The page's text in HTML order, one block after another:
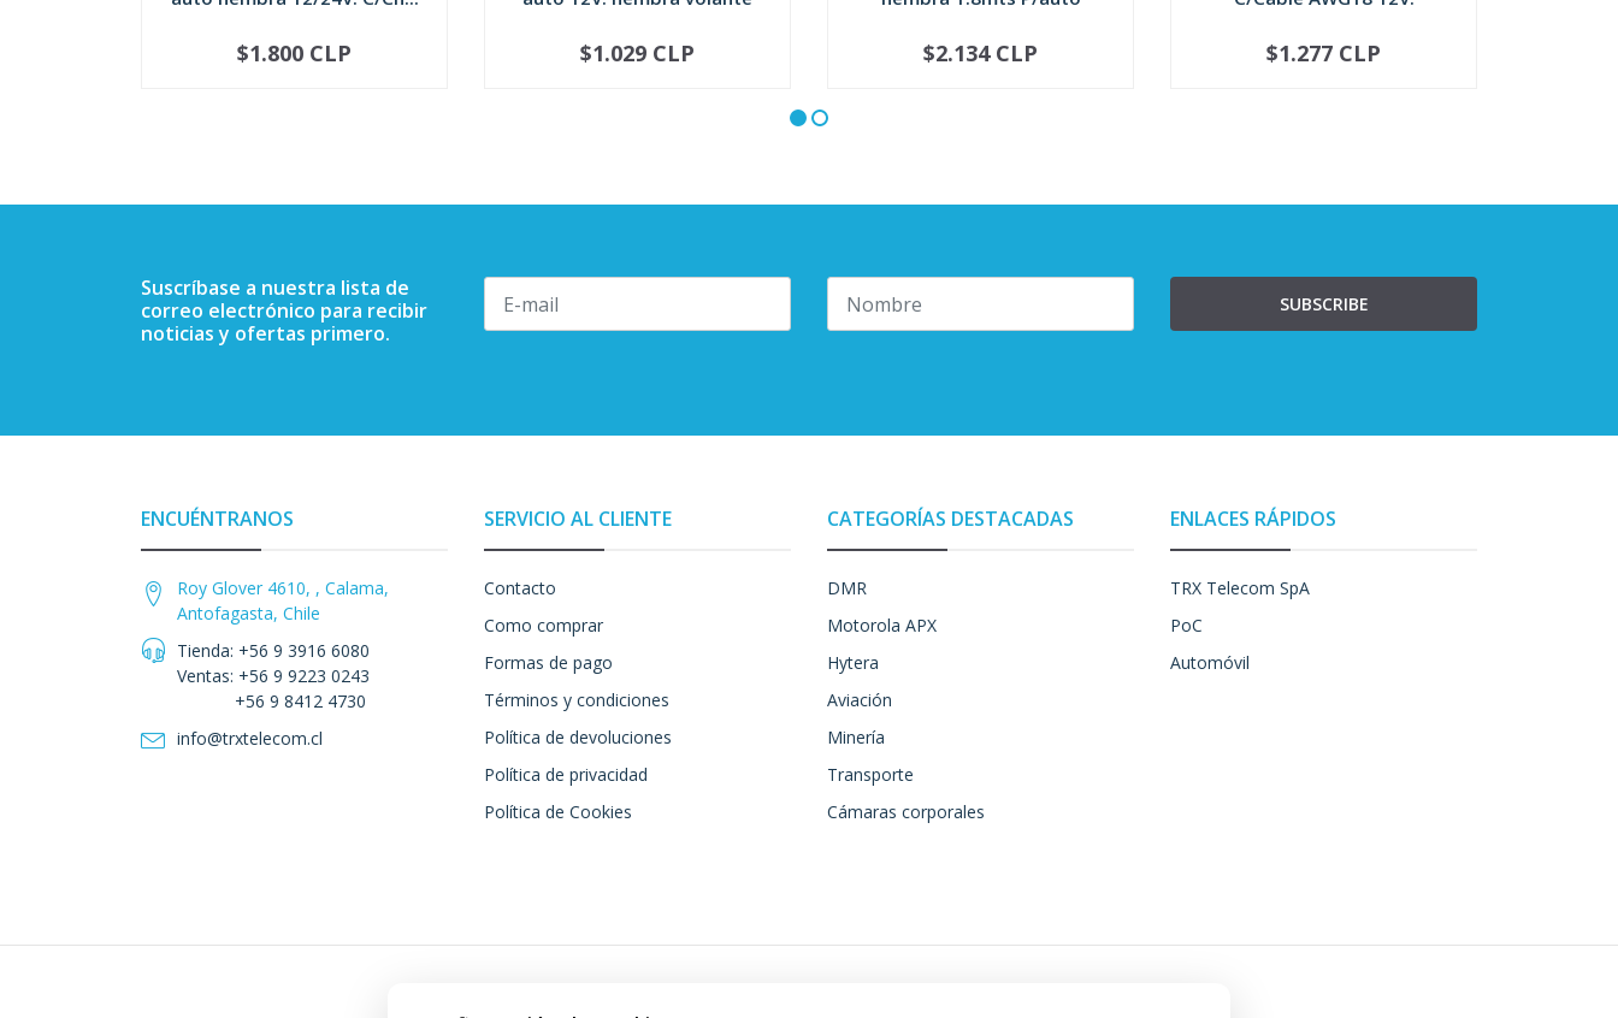
+
$1.800 CLP +
$1.029 CLP +
$2.134 CLP +
$1.277 CLP
Suscríbase a nuestra lista de
correo electrónico para recibir
noticias y ofertas primero.
SUBSCRIBE
ENCUÉNTRANOS
Roy Glover 4610, , Calama,
Antofagasta, Chile
Tienda: +56 9 3916 6080
Ventas: +56 9 9223 0243
+56 9 8412 4730
info@trxtelecom.cl
SERVICIO AL CLIENTE
Contacto
Como comprar
Formas de pago
Términos y condiciones
Política de devoluciones
Política de privacidad
Política de Cookies
CATEGORÍAS DESTACADAS
DMR
Motorola APX
Hytera
Aviación
Minería
Transporte
Cámaras corporales
ENLACES RÁPIDOS
TRX Telecom SpA
PoC
Automóvil